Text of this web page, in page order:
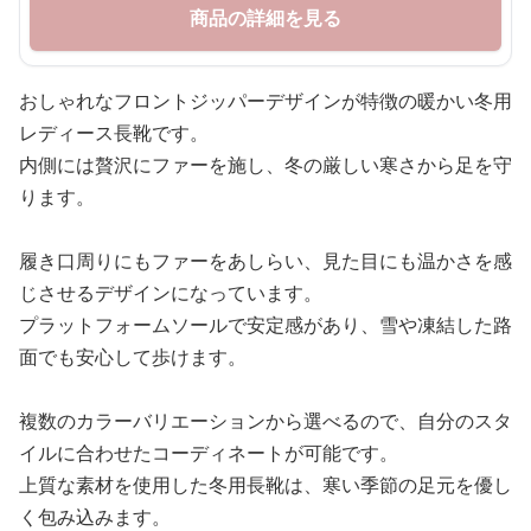
商品の詳細を見る
おしゃれなフロントジッパーデザインが特徴の暖かい冬用
レディース長靴です。
内側には贅沢にファーを施し、冬の厳しい寒さから足を守
ります。
履き口周りにもファーをあしらい、見た目にも温かさを感
じさせるデザインになっています。
プラットフォームソールで安定感があり、雪や凍結した路
面でも安心して歩けます。
複数のカラーバリエーションから選べるので、自分のスタ
イルに合わせたコーディネートが可能です。
上質な素材を使用した冬用長靴は、寒い季節の足元を優し
く包み込みます。